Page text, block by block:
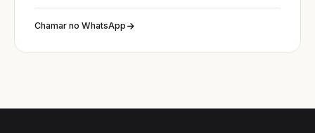
Chamar no WhatsApp